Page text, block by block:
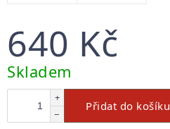
640 Kč
Měrná
Skladem
+
−
Přidat do košíku